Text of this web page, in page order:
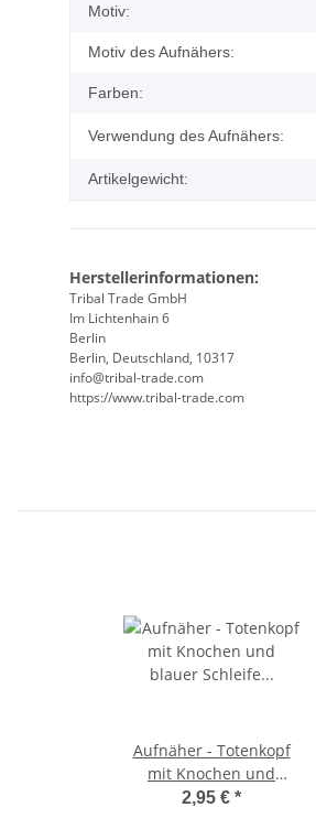
Motiv:
Motiv des Aufnähers:
Farben:
Verwendung des Aufnähers:
Artikelgewicht:
Herstellerinformationen:
Tribal Trade GmbH
Im Lichtenhain 6
Berlin
Berlin, Deutschland, 10317
info@tribal-trade.com
https://www.tribal-trade.com
Aufnäher - Totenkopf
mit Knochen und
blauer Schleife - Patch
2,95 € *